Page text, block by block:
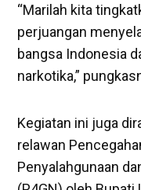
“Marilah kita
perjuangan
bangsa Indonesia
narkotika,”
Kegiatan ini juga
relawan
Penyalahgunaan